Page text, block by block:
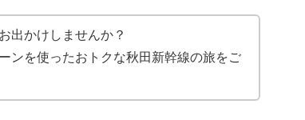
出かけしませんか？
ンを使ったおトクな秋田新幹線の旅をご